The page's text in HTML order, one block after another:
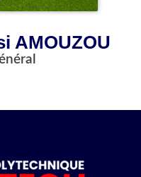
AMOUZOU